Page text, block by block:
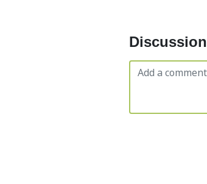
Discussion